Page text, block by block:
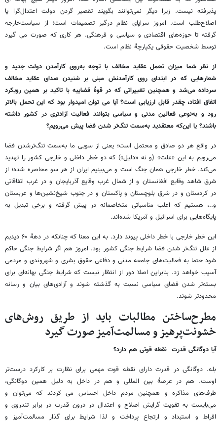
پذیرفته نیست. زیرا دیگر نمی‌توانند بگویند تقصیر گردن دولت اعتدال‌گرا یا
اصلاح‌طلب است. امروز سراپای نظام درگیر تصمیمات است؛ از سیاست‌خارجه
گرفته تا حوزه‌های اقتصادی و سیاسی و فرهنگی. هر کاری که صورت می گیرد
توسط شخصیت حقوقی یکپارچهٔ نظام است.
از نظر شما میزان تحمل عقاید مخالف با توجه به‌روی کارآمدن دولت جدید و
شعارهایی که در ابتدای روی کارآمدنش مبنی بر شنیدن صدای عقاید مخالف
سرداده می‌شد و همچنین تغییراتی که در قوهٔ قضاییه با تاکید بر همین رویکرد
اتفاق افتاد، چقدر قابل ارزیابی است؟ آیا می توان امیدوار بود که این تحمل بالاتر
رود و به‌نوعی فعالین مدنی و سیاسی بتوانند فعالیت آزادتری در کشور داشته
باشند؟ یا این‌که معتقدید به‌سمت تنگ‌تر شدن فضا پیش می‌رویم؟
در واقع هر دو صادق و محتمل است؛ یعنی از سویی ما به‌سمت تنگ‌ترشدن فضا
می‌رویم به این «علت» (و نه «دلیل») که دو خطر داخلی و خارجی کشور را تهدید
می‌کند. خطر خارجی همان جنگ است و می‌بینیم ایران از هر سو محاصره شده؛ از
شرق شاهد وقایع افغانستان و از شمال غرب وقایع آذربایجان و در غرب اتفاقاتی
در کردستان و در شرق بلوچستان و پاکستان و در جنوب شیخ‌نشین‌ها و عربستان
و..، هستیم که اغلب مناسباتی متخاصمانه در پیش گرفته‌ و برخی تبدیل به
پایگاه‌هایی برای اسرائیل و آمریکا شده‌اند.
این خطر خارجی با خطر داخلی پیوند دارد. به این معنا که چنانکه در دههٔ ۶۰ دیدیم
از علل تنگ‌تر شدن فضا شرایط جنگی کشور بود. امروز هم اگر شرایط جنگی حاکم
شود حتما به فعالیت‌های جامعه مدنی و دفاعی حقوق بشری و شهروندی و مردمی
آسیب خواهد زد. بنابراین اصلا دور از انتظار نیست که شرایط جنگی بهانه‌ای برای
بسته‌تر شدن فضای سیاسی نسبت به گذشته شوند و آزادی‌های بیان و رسانه
محدودتر شوند.
مطرح‌ساختن مطالبات باید از طریق روش‌های
خشونت‌پرهیز و مسالمت‌آمیز صورت گیرد
آیا دوگانگی قدرت نقطه قوتی هم دارد؟
بله. دوگانگی در قدرت دارای نقطه قوت مهمی برای نظارت بر کارکرد درست‌تر
اوست. هم در عرصهٔ بین المللی و هم در داخل به دلیل همین دوگانگی،
طرف‌های مذاکره و همچنین مردم داخل احساس می کردند که می‌توان و
می‌بایست به تقویت گرایش اصلاح و اعتدال در درون قدرت در برابر تندروی و
افراط و استبداد و ارتجاع پرداخت و لذا شرایط برای گذار مسالمت‌آمیز و